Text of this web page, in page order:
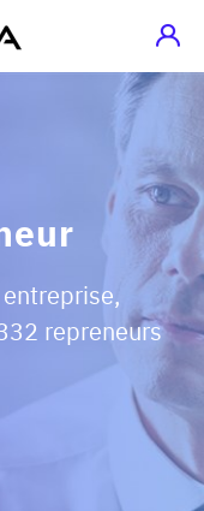
repreneurs